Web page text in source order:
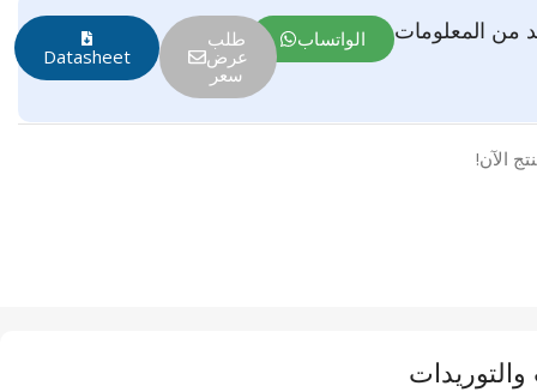
من المعلومات الواتساب طلب
عرض
سعر
Datasheet
الآن!